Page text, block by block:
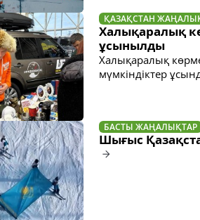
ҚАЗАҚСТАН
Халықаралық
ұсынылды
Халықаралық
мүмкіндіктер
БАСТЫ ЖАҢАЛЫҚТАР
Шығыс